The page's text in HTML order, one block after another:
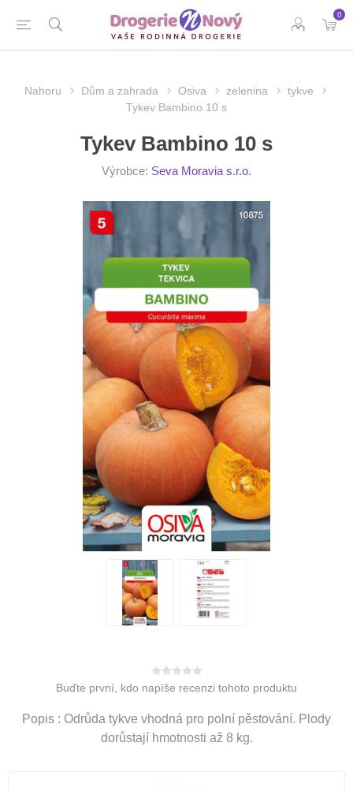
0
Nahoru Dům a zahrada Osiva zelenina
tykve
Tykev Bambino 10 s
Tykev Bambino 10 s
Výrobce: Seva Moravia s.r.o.
Buďte první, kdo napíše recenzi tohoto produktu
Popis : Odrůda tykve vhodná pro polní pěstování. Plody
dorůstají hmotnosti až 8 kg.